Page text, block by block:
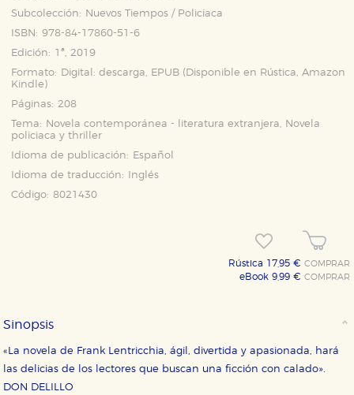
Subcolección:
Nuevos Tiempos / Policiaca
ISBN: 978-84-17860-51-6
Edición: 1ª, 2019
Formato:
Digital: descarga, EPUB (Disponible en Rústica,Amazon
Kindle )
Páginas: 208
Tema:
Novela contemporánea - literatura extranjera, Novela
policiaca y thriller
Idioma de publicación:
Español
Idioma de traducción:
Inglés
Código: 8021430
Rústica 17,95 €COMPRAR
eBook 9,99 €COMPRAR
Sinopsis
«La novela de Frank Lentricchia, ágil, divertida y apasionada, hará
las delicias de los lectores que buscan una ficción con calado».
DON DELILLO